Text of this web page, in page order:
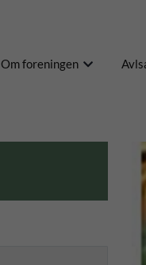
Om foreningen